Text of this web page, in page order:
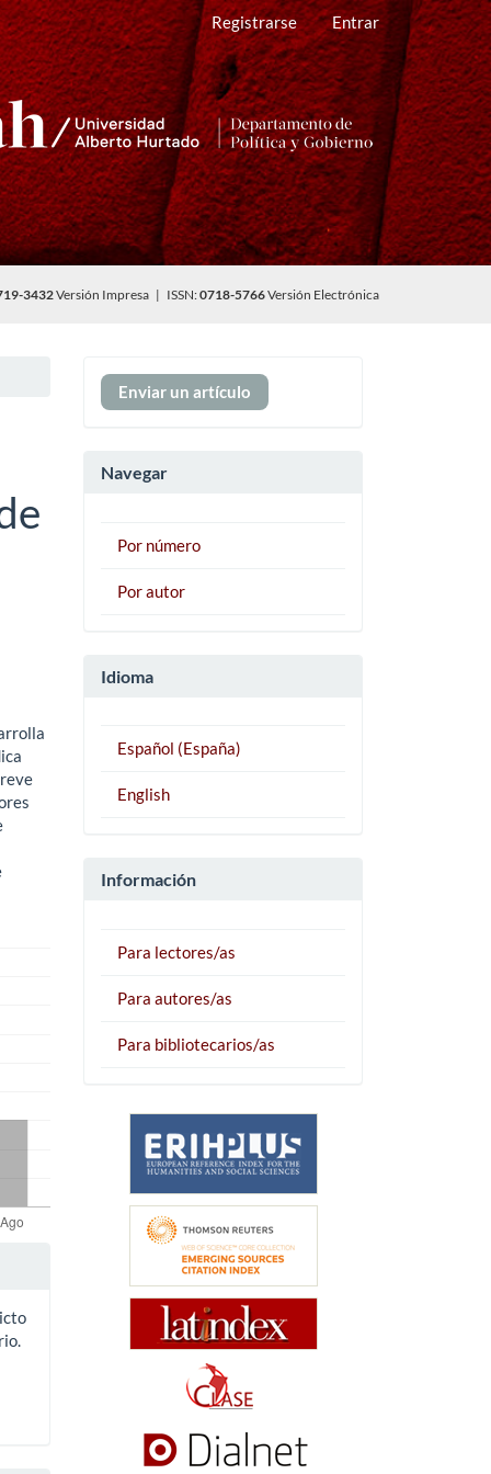
Registrarse Entrar
3432Versión Impresa | ISSN:0718-5766Versión Electrónica
Enviar
un
Enviar un artículo
Navegar
Por número
Por autor
Idioma
Español (España)
English
Información
Para lectores/as
Para autores/as
Para bibliotecarios/as